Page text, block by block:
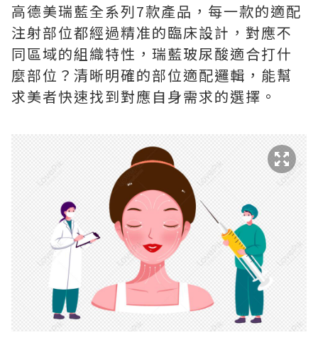
高德美瑞藍全系列7款產品，每一款的適配
注射部位都經過精准的臨床設計，對應不
同區域的組織特性，瑞藍玻尿酸適合打什
麼部位？清晰明確的部位適配邏輯，能幫
求美者快速找到對應自身需求的選擇。